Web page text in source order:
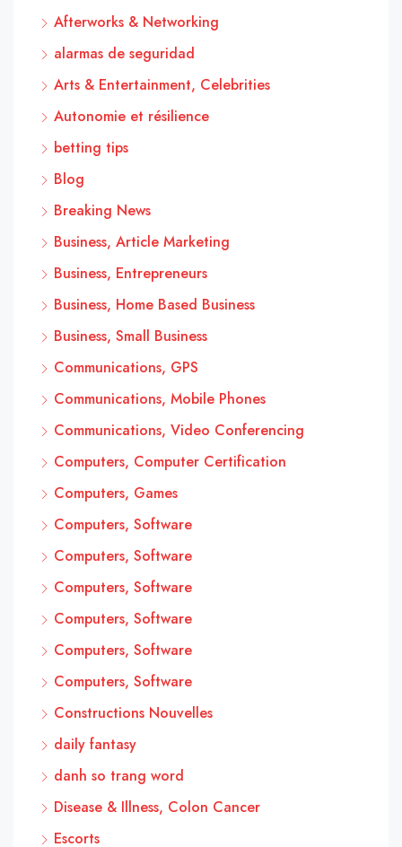
Afterworks & Networking
alarmas de seguridad
Arts & Entertainment, Celebrities
Autonomie et résilience
betting tips
Blog
Breaking News
Business, Article Marketing
Business, Entrepreneurs
Business, Home Based Business
Business, Small Business
Communications, GPS
Communications, Mobile Phones
Communications, Video Conferencing
Computers, Computer Certification
Computers, Games
Computers, Software
Computers, Software
Computers, Software
Computers, Software
Computers, Software
Computers, Software
Constructions Nouvelles
daily fantasy
danh so trang word
Disease & Illness, Colon Cancer
Escorts